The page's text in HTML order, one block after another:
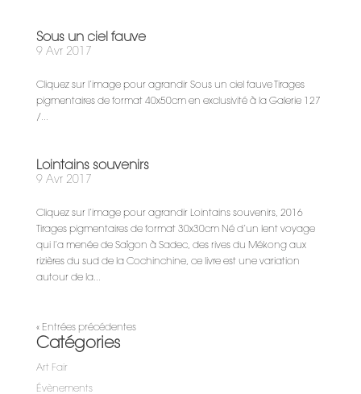
Sous un ciel fauve
9 Avr 2017
Cliquez sur l’image pour agrandir Sous un ciel fauve Tirages
pigmentaires de format 40x50cm en exclusivité à la Galerie 127
/...
Lointains souvenirs
9 Avr 2017
Cliquez sur l’image pour agrandir Lointains souvenirs, 2016
Tirages pigmentaires de format 30x30cm Né d’un lent voyage
qui l’a menée de Saïgon à Sadec, des rives du Mékong aux
rizières du sud de la Cochinchine, ce livre est une variation
autour de la...
« Entrées précédentes
Catégories
Art Fair
Évènements